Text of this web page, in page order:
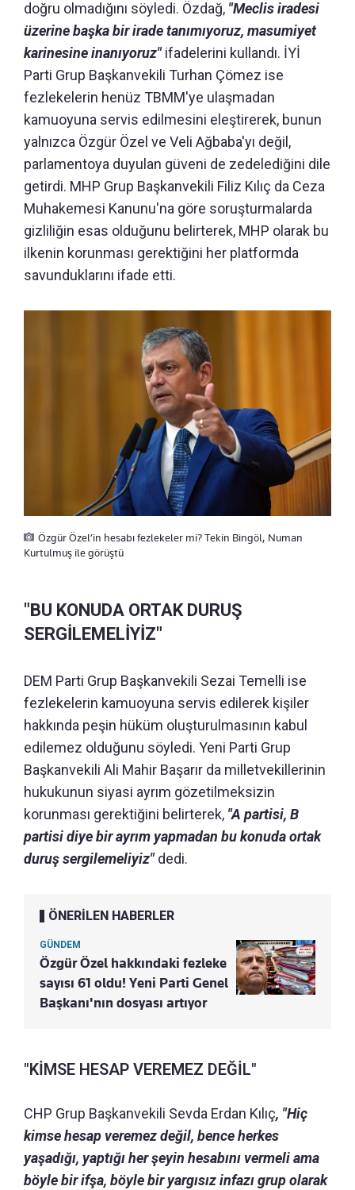
doğru olmadığını söyledi. Özdağ, "Meclis iradesi
üzerine başka bir irade tanımıyoruz, masumiyet
karinesine inanıyoruz"ifadelerini kullandı. İYİ
Parti Grup Başkanvekili Turhan Çömez ise
fezlekelerin henüz TBMM'ye ulaşmadan
kamuoyuna servis edilmesini eleştirerek, bunun
yalnızca Özgür Özel ve Veli Ağbaba'yı değil,
parlamentoya duyulan güveni de zedelediğini dile
getirdi. MHP Grup Başkanvekili Filiz Kılıç da Ceza
Muhakemesi Kanunu'na göre soruşturmalarda
gizliliğin esas olduğunu belirterek, MHP olarak bu
ilkenin korunması gerektiğini her platformda
savunduklarını ifade etti.
Özgür Özel’in hesabı fezlekeler mi? Tekin Bingöl, Numan
Kurtulmuş ile görüştü
"BU KONUDA ORTAK DURUŞ
SERGİLEMELİYİZ"
DEM Parti Grup Başkanvekili Sezai Temelli ise
fezlekelerin kamuoyuna servis edilerek kişiler
hakkında peşin hüküm oluşturulmasının kabul
edilemez olduğunu söyledi. Yeni Parti Grup
Başkanvekili Ali Mahir Başarır da milletvekillerinin
hukukunun siyasi ayrım gözetilmeksizin
korunması gerektiğini belirterek, "A partisi, B
partisi diye bir ayrım yapmadan bu konuda ortak
duruş sergilemeliyiz"dedi.
ÖNERİLEN HABERLER
GÜNDEM
Özgür Özel hakkındaki fezleke
sayısı 61 oldu! Yeni Parti Genel
Başkanı'nın dosyası artıyor
"KİMSE HESAP VEREMEZ DEĞİL"
CHP Grup Başkanvekili Sevda Erdan Kılıç, "Hiç
kimse hesap veremez değil, bence herkes
yaşadığı, yaptığı her şeyin hesabını vermeli ama
böyle bir ifşa, böyle bir yargısız infazı grup olarak